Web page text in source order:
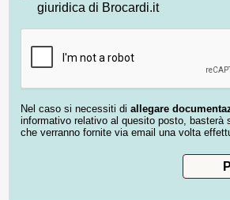
giuridica di Brocardi.it
Nel caso si necessiti di allegare
informativo relativo al quesito posto, basterà
che verranno fornite via email una volta